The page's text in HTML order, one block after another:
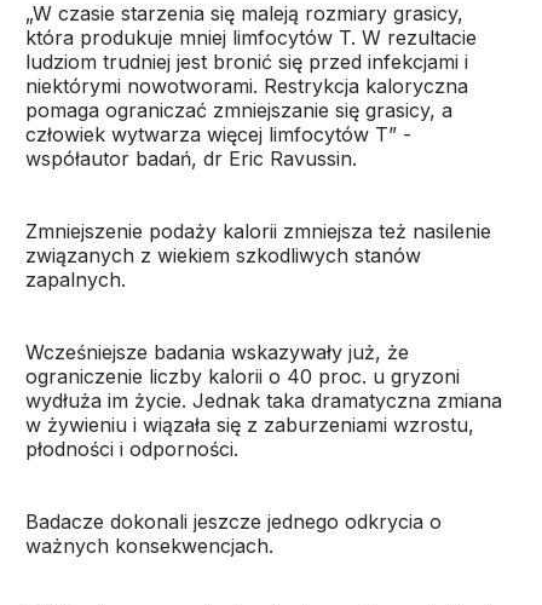
„W czasie starzenia się maleją rozmiary grasicy,
która produkuje mniej limfocytów T. W rezultacie
ludziom trudniej jest bronić się przed infekcjami i
niektórymi nowotworami. Restrykcja kaloryczna
pomaga ograniczać zmniejszanie się grasicy, a
człowiek wytwarza więcej limfocytów T” -
współautor badań, dr Eric Ravussin.
Zmniejszenie podaży kalorii zmniejsza też nasilenie
związanych z wiekiem szkodliwych stanów
zapalnych.
Wcześniejsze badania wskazywały już, że
ograniczenie liczby kalorii o 40 proc. u gryzoni
wydłuża im życie. Jednak taka dramatyczna zmiana
w żywieniu i wiązała się z zaburzeniami wzrostu,
płodności i odporności.
Badacze dokonali jeszcze jednego odkrycia o
ważnych konsekwencjach.